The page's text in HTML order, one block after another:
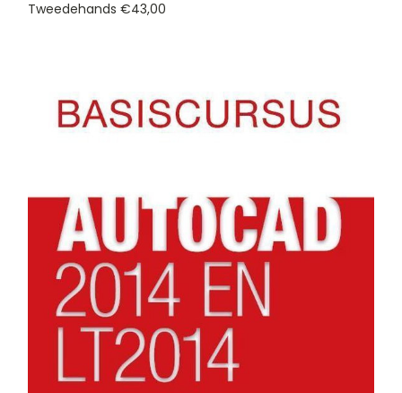
Tweedehands €43,00